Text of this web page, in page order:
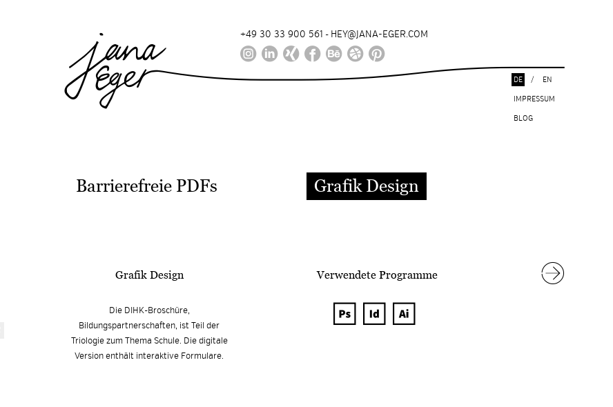
+49 30 33 900 561 - HEY@JANA-EGER.COM
DE / EN
IMPRESSUM
BLOG
Barrierefreie PDFs Grafik Design
Grafik Design
Die DIHK-Broschüre,
Bildungspartnerschaften, ist Teil der
Triologie zum Thema Schule. Die digitale
Version enthält interaktive Formulare.
Verwendete Programme